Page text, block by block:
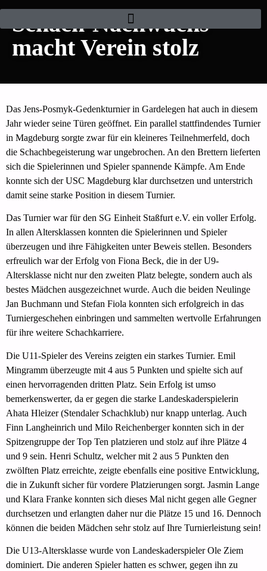
Schach-Nachwuchs
macht Verein stolz
Das Jens-Posmyk-Gedenkturnier in Gardelegen hat auch in diesem
Jahr wieder seine Türen geöffnet. Ein parallel stattfindendes Turnier
in Magdeburg sorgte zwar für ein kleineres Teilnehmerfeld, doch
die Schachbegeisterung war ungebrochen. An den Brettern lieferten
sich die Spielerinnen und Spieler spannende Kämpfe. Am Ende
konnte sich der USC Magdeburg klar durchsetzen und unterstrich
damit seine starke Position in diesem Turnier.
Das Turnier war für den SG Einheit Staßfurt e.V. ein voller Erfolg.
In allen Altersklassen konnten die Spielerinnen und Spieler
überzeugen und ihre Fähigkeiten unter Beweis stellen. Besonders
erfreulich war der Erfolg von Fiona Beck, die in der U9-
Altersklasse nicht nur den zweiten Platz belegte, sondern auch als
bestes Mädchen ausgezeichnet wurde. Auch die beiden Neulinge
Jan Buchmann und Stefan Fiola konnten sich erfolgreich in das
Turniergeschehen einbringen und sammelten wertvolle Erfahrungen
für ihre weitere Schachkarriere.
Die U11-Spieler des Vereins zeigten ein starkes Turnier. Emil
Mingramm überzeugte mit 4 aus 5 Punkten und spielte sich auf
einen hervorragenden dritten Platz. Sein Erfolg ist umso
bemerkenswerter, da er gegen die starke Landeskaderspielerin
Ahata Hleizer (Stendaler Schachklub) nur knapp unterlag. Auch
Finn Langheinrich und Milo Reichenberger konnten sich in der
Spitzengruppe der Top Ten platzieren und stolz auf ihre Plätze 4
und 9 sein. Henri Schultz, welcher mit 2 aus 5 Punkten den
zwölften Platz erreichte, zeigte ebenfalls eine positive Entwicklung,
die in Zukunft sicher für vordere Platzierungen sorgt. Jasmin Lange
und Klara Franke konnten sich dieses Mal nicht gegen alle Gegner
durchsetzen und erlangten daher nur die Plätze 15 und 16. Dennoch
können die beiden Mädchen sehr stolz auf Ihre Turnierleistung sein!
Die U13-Altersklasse wurde von Landeskaderspieler Ole Ziem
dominiert. Die anderen Spieler hatten es schwer, gegen ihn zu